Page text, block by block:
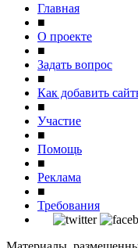
Главная
■
О проекте
■
Задать вопрос
■
Как добавить
■
Участие
■
Помощь
■
Реклама
■
Требования